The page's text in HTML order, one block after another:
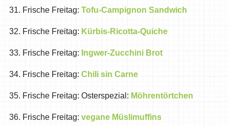
31. Frische Freitag: Tofu-Campignon Sandwich
32. Frische Freitag: Kürbis-Ricotta-Quiche
33. Frische Freitag: Ingwer-Zucchini Brot
34. Frische Freitag: Chili sin Carne
35. Frische Freitag: Osterspezial: Möhrentörtchen
36. Frische Freitag: vegane Müslimuffins